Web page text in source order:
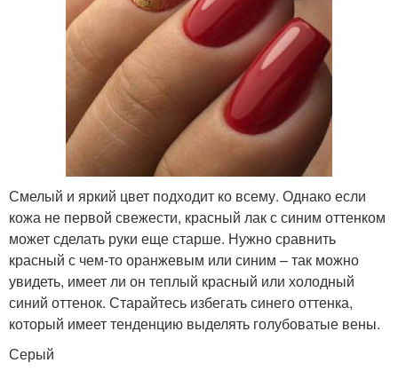
Смелый и яркий цвет подходит ко всему. Однако если
кожа не первой свежести, красный лак с синим оттенком
может сделать руки еще старше. Нужно сравнить
красный с чем-то оранжевым или синим – так можно
увидеть, имеет ли он теплый красный или холодный
синий оттенок. Старайтесь избегать синего оттенка,
который имеет тенденцию выделять голубоватые вены.
Серый